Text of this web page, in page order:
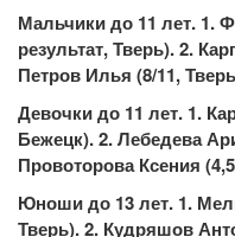
Мальчики до 11 лет. 1.
результат, Тверь). 2.
Петров Илья (8/11,
Девочки до 11 лет. 1.
Бежецк). 2. Лебедева
Провоторова Ксения
Юноши до 13 лет. 1.
Тверь). 2. Кудряшов